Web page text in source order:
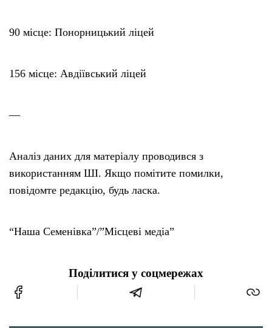
90 місце: Понорницький ліцей
156 місце: Авдіївський ліцей
—
Аналіз даних для матеріалу проводився з
використанням ШІ. Якщо помітите помилки,
повідомте редакцію, будь ласка.
“Наша Семенівка”/”Місцеві медіа”
Поділитися у соцмережах